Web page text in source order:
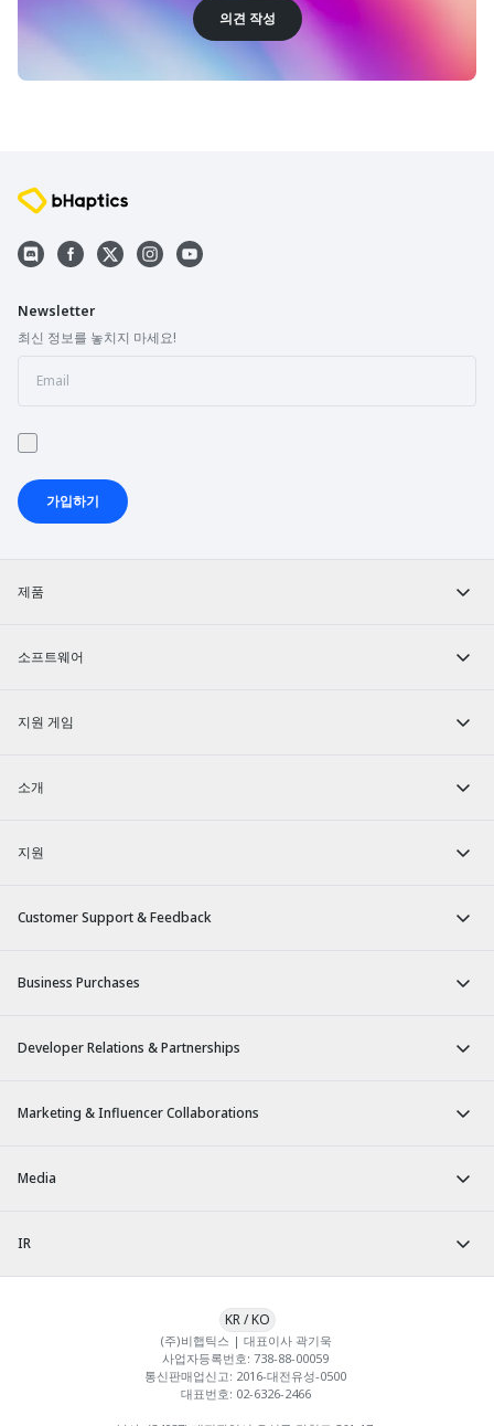
의견 작성
제품
소프트웨어
지원 게임
소개
지원
Customer Support & Feedback
Business Purchases
Developer Relations & Partnerships
Marketing & Influencer Collaborations
Media
IR
Newsletter
최신 정보를 놓치지 마세요!
가입하기
(주)비햅틱스 | 대표이사 곽기욱
사업자등록번호: 738-88-00059
통신판매업신고: 2016-대전유성-0500
대표번호: 02-6326-2466
KR/KO